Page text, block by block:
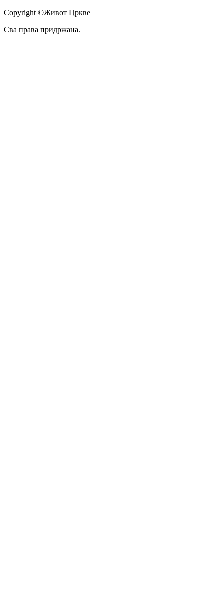
Copyright ©Живот Цркве
Сва права придржана.